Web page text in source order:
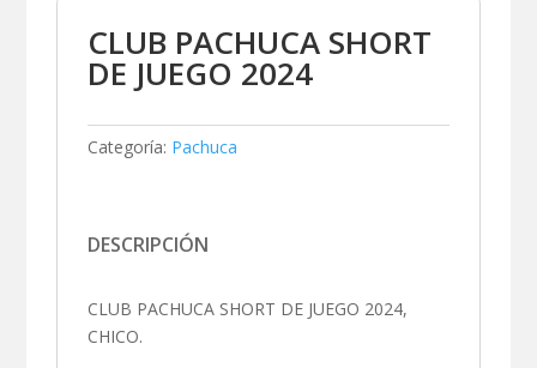
CLUB PACHUCA SHORT
DE JUEGO 2024
Categoría: Pachuca
DESCRIPCIÓN
CLUB PACHUCA SHORT DE JUEGO 2024,
CHICO.